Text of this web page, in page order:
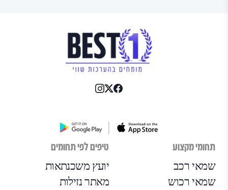
תחומי מקצוע
שמאי רכב
שמאי רכוש
טיפים לפי תחומים
יועץ משכנתאות
מאתר נזילות